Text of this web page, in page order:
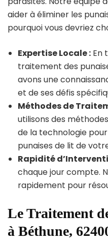
aider à éliminer les
pourquoi vous devriez
Expertise Locale : En
traitement des
avons une
et de ses défis
Méthodes de
utilisons des
de la technologie
punaises de lit de
Rapidité
chaque jour compte.
rapidement pour
Le Traitement
à Béthune,